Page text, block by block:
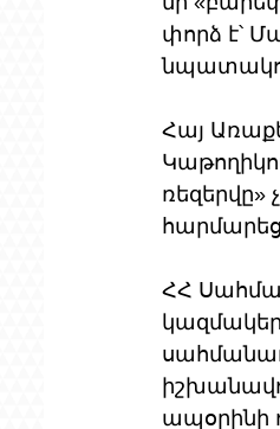
փորձ է՝
Հայ
ՀՀ
ապօրինի